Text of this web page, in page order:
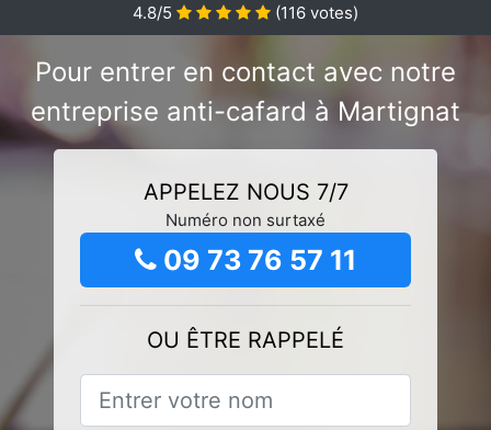
4.8/5
(116 votes)
Pour entrer en contact avec notre
entreprise anti-cafard à Martignat
APPELEZ NOUS 7/7
Numéro non surtaxé
09 73 76 57 11
OU ÊTRE RAPPELÉ